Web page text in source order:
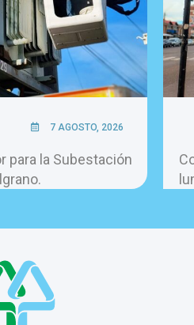
7 AGOSTO, 2026
para la Subestación